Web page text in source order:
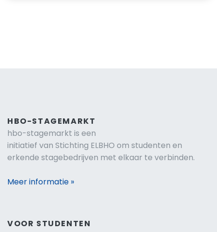
HBO-STAGEMARKT
hbo-stagemarkt is een
initiatief van Stichting ELBHO om studenten en
erkende stagebedrijven met elkaar te verbinden.
Meer informatie »
VOOR STUDENTEN